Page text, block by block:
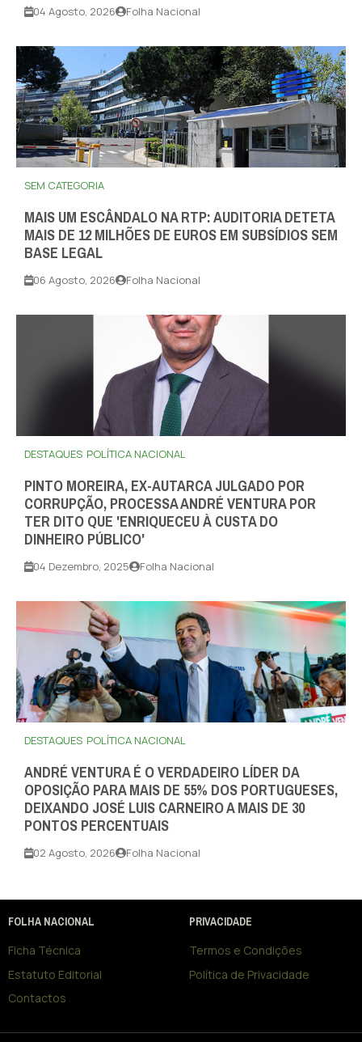
04 Agosto, 2026 Folha Nacional
SEM CATEGORIA
MAIS UM ESCÂNDALO NA RTP: AUDITORIA DETETA
MAIS DE 12 MILHÕES DE EUROS EM SUBSÍDIOS SEM
BASE LEGAL
06 Agosto, 2026 Folha Nacional
DESTAQUES POLÍTICA NACIONAL
PINTO MOREIRA, EX-AUTARCA JULGADO POR
CORRUPÇÃO, PROCESSA ANDRÉ VENTURA POR
TER DITO QUE 'ENRIQUECEU À CUSTA DO
DINHEIRO PÚBLICO'
04 Dezembro, 2025 Folha Nacional
DESTAQUES POLÍTICA NACIONAL
ANDRÉ VENTURA É O VERDADEIRO LÍDER DA
OPOSIÇÃO PARA MAIS DE 55% DOS PORTUGUESES,
DEIXANDO JOSÉ LUIS CARNEIRO A MAIS DE 30
PONTOS PERCENTUAIS
02 Agosto, 2026 Folha Nacional
FOLHA NACIONAL
Ficha Técnica
Estatuto Editorial
Contactos
PRIVACIDADE
Termos e Condições
Política de Privacidade